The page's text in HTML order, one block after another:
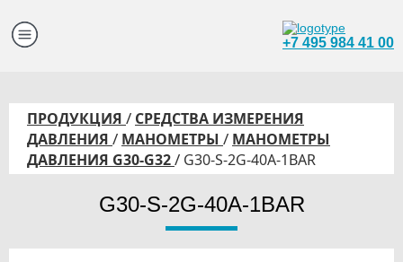
+7 495 984 41 00
ПРОДУКЦИЯ / СРЕДСТВА ИЗМЕРЕНИЯ
ДАВЛЕНИЯ / МАНОМЕТРЫ / МАНОМЕТРЫ
ДАВЛЕНИЯ G30-G32/ G30-S-2G-40A-1BAR
G30-S-2G-40A-1BAR